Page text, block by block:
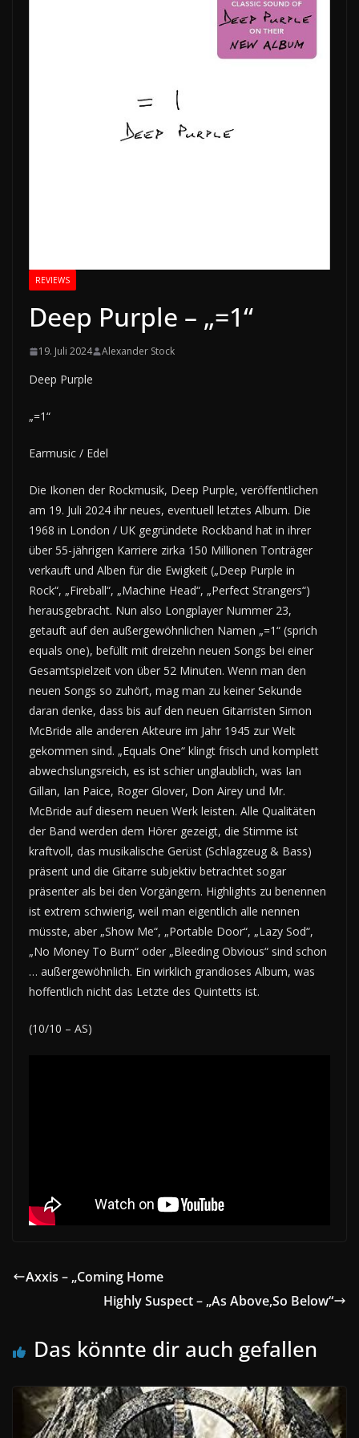
REVIEWS
Deep Purple – „=1“
19. Juli 2024 Alexander Stock
Deep Purple
„=1“
Earmusic / Edel
Die Ikonen der Rockmusik, Deep Purple, veröffentlichen
am 19. Juli 2024 ihr neues, eventuell letztes Album. Die
1968 in London / UK gegründete Rockband hat in ihrer
über 55-jährigen Karriere zirka 150 Millionen Tonträger
verkauft und Alben für die Ewigkeit („Deep Purple in
Rock“, „Fireball“, „Machine Head“, „Perfect Strangers“)
herausgebracht. Nun also Longplayer Nummer 23,
getauft auf den außergewöhnlichen Namen „=1“ (sprich
equals one), befüllt mit dreizehn neuen Songs bei einer
Gesamtspielzeit von über 52 Minuten. Wenn man den
neuen Songs so zuhört, mag man zu keiner Sekunde
daran denke, dass bis auf den neuen Gitarristen Simon
McBride alle anderen Akteure im Jahr 1945 zur Welt
gekommen sind. „Equals One“ klingt frisch und komplett
abwechslungsreich, es ist schier unglaublich, was Ian
Gillan, Ian Paice, Roger Glover, Don Airey und Mr.
McBride auf diesem neuen Werk leisten. Alle Qualitäten
der Band werden dem Hörer gezeigt, die Stimme ist
kraftvoll, das musikalische Gerüst (Schlagzeug & Bass)
präsent und die Gitarre subjektiv betrachtet sogar
präsenter als bei den Vorgängern. Highlights zu benennen
ist extrem schwierig, weil man eigentlich alle nennen
müsste, aber „Show Me“, „Portable Door“, „Lazy Sod“,
„No Money To Burn“ oder „Bleeding Obvious“ sind schon
… außergewöhnlich. Ein wirklich grandioses Album, was
hoffentlich nicht das Letzte des Quintetts ist.
(10/10 – AS)
Axxis – „Coming Home
Highly Suspect – „As Above,So Below“
Das könnte dir auch gefallen